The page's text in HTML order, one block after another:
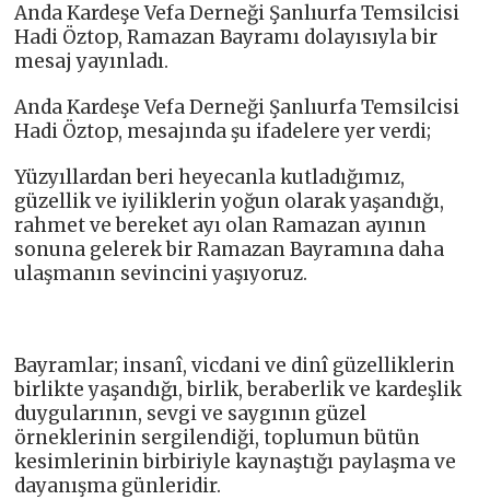
Anda Kardeşe Vefa Derneği Şanlıurfa Temsilcisi
Hadi Öztop, Ramazan Bayramı dolayısıyla bir
mesaj yayınladı.
Anda Kardeşe Vefa Derneği Şanlıurfa Temsilcisi
Hadi Öztop, mesajında şu ifadelere yer verdi;
Yüzyıllardan beri heyecanla kutladığımız,
güzellik ve iyiliklerin yoğun olarak yaşandığı,
rahmet ve bereket ayı olan Ramazan ayının
sonuna gelerek bir Ramazan Bayramına daha
ulaşmanın sevincini yaşıyoruz.
Bayramlar; insanî, vicdani ve dinî güzelliklerin
birlikte yaşandığı, birlik, beraberlik ve kardeşlik
duygularının, sevgi ve saygının güzel
örneklerinin sergilendiği, toplumun bütün
kesimlerinin birbiriyle kaynaştığı paylaşma ve
dayanışma günleridir.